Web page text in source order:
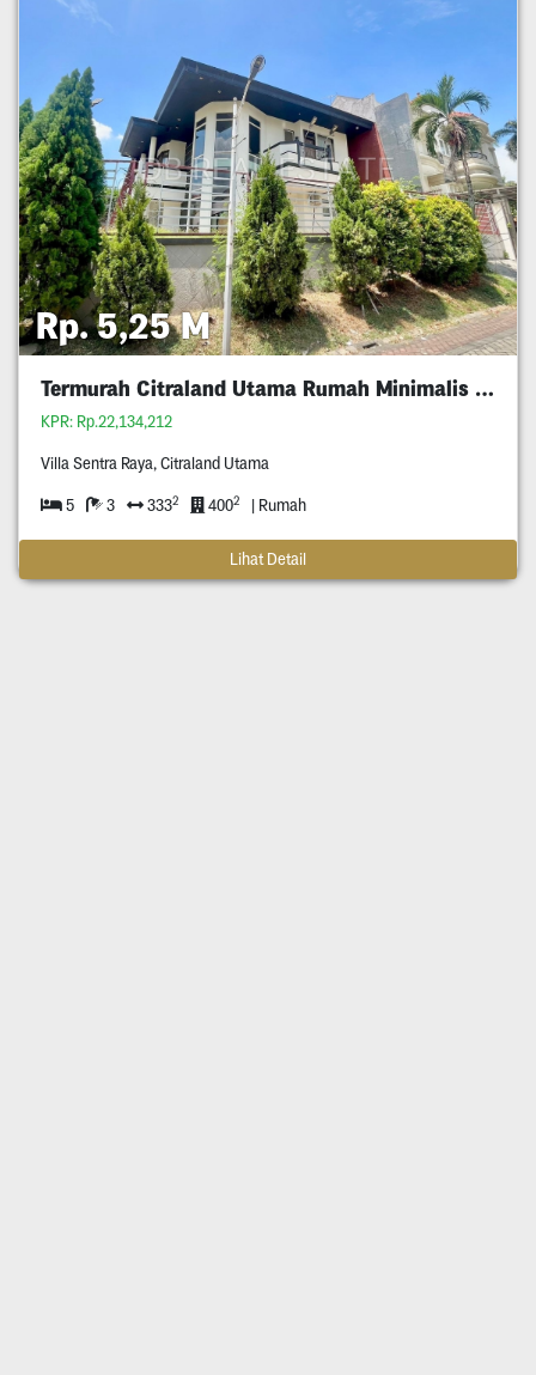
Rp. 5,25 M
Termurah Citraland Utama Rumah Minimalis 5M An
KPR: Rp.22,134,212
Villa Sentra Raya, Citraland Utama
5 3 3332 4002 | Rumah
Lihat Detail